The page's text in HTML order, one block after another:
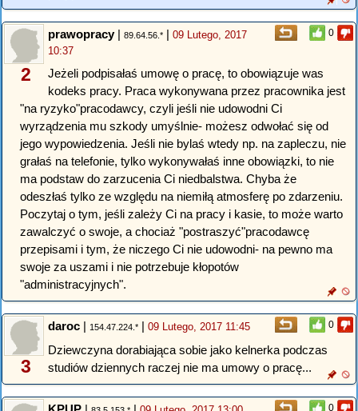
0
2
prawopracy| 89.64.56.* | 09 Lutego, 2017
10:37
Jeżeli podpisałaś umowę o pracę, to obowiązuje was
kodeks pracy. Praca wykonywana przez pracownika jest
"na ryzyko"pracodawcy, czyli jeśli nie udowodni Ci
wyrządzenia mu szkody umyślnie- możesz odwołać się od
jego wypowiedzenia. Jeśli nie bylaś wtedy np. na zapleczu, nie
grałaś na telefonie, tylko wykonywałaś inne obowiązki, to nie
ma podstaw do zarzucenia Ci niedbalstwa. Chyba że
odeszłaś tylko ze względu na niemiłą atmosferę po zdarzeniu.
Poczytaj o tym, jeśli zależy Ci na pracy i kasie, to może warto
zawalczyć o swoje, a chociaż "postraszyć"pracodawcę
przepisami i tym, że niczego Ci nie udowodni- na pewno ma
swoje za uszami i nie potrzebuje kłopotów
"administracyjnych".
0
3
daroc | 154.47.224.* | 09 Lutego, 2017 11:45
Dziewczyna dorabiająca sobie jako kelnerka podczas
studiów dziennych raczej nie ma umowy o pracę...
0